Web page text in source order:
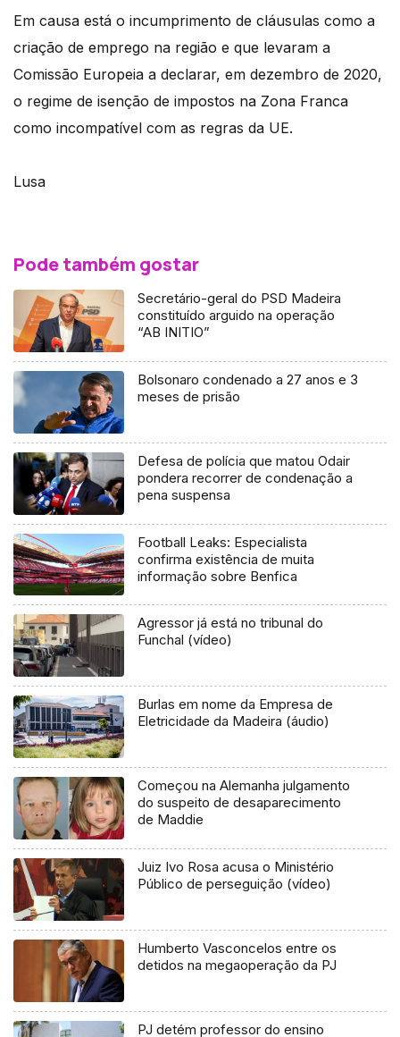
Em causa está o incumprimento de cláusulas como a
criação de emprego na região e que levaram a
Comissão Europeia a declarar, em dezembro de 2020,
o regime de isenção de impostos na Zona Franca
como incompatível com as regras da UE.
Lusa
Pode também gostar
Secretário-geral do PSD Madeira
constituído arguido na operação
“AB INITIO”
Bolsonaro condenado a 27 anos e 3
meses de prisão
Defesa de polícia que matou Odair
pondera recorrer de condenação a
pena suspensa
Football Leaks: Especialista
confirma existência de muita
informação sobre Benfica
Agressor já está no tribunal do
Funchal (vídeo)
Burlas em nome da Empresa de
Eletricidade da Madeira (áudio)
Começou na Alemanha julgamento
do suspeito de desaparecimento
de Maddie
Juiz Ivo Rosa acusa o Ministério
Público de perseguição (vídeo)
Humberto Vasconcelos entre os
detidos na megaoperação da PJ
PJ detém professor do ensino